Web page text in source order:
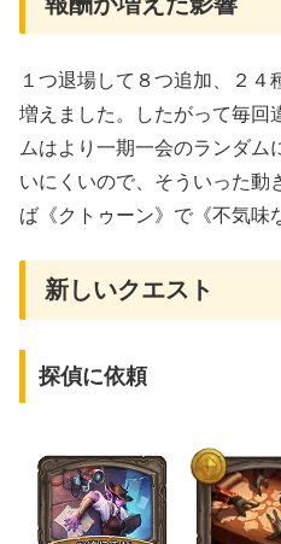
１つ退場して８つ追加、２
増えました。したがって毎回
ムはより一期一会のランダム
いにくいので、そういった動
ば《クトゥーン》で《不気味
新しいクエスト
探偵に依頼